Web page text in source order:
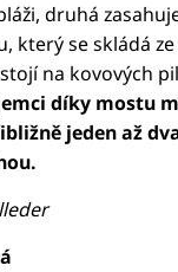
druhá
který se skládá
na kovových
díky mostu
jeden až